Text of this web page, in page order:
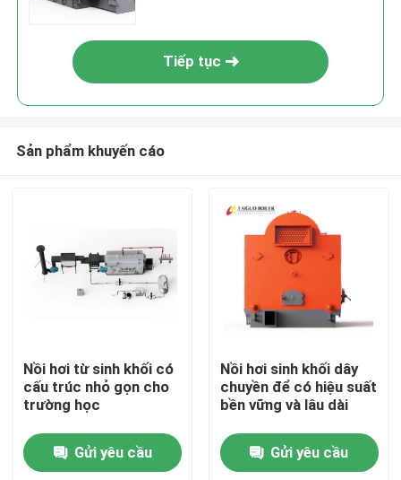
Trang chủ
Các sản phẩm
Tiếp tục
Sản phẩm khuyến cáo
Nồi hơi từ sinh khối có
cấu trúc nhỏ gọn cho
trường học
Gửi yêu cầu
Nồi hơi sinh khối dây
chuyền để có hiệu suất
bền vững và lâu dài
Gửi yêu cầu